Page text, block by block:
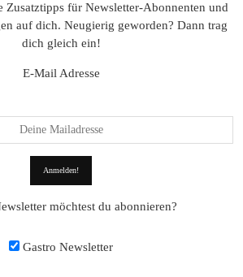
Zusatztipps für Newsletter-Abonnenten und
auf dich. Neugierig geworden? Dann trag
dich gleich ein!
E-Mail Adresse
möchtest du abonnieren?
Gastro Newsletter